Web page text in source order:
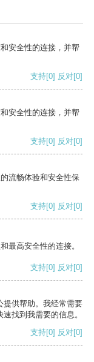
安全性的连接，并帮
支持[0] 反对[0]
安全性的连接，并帮
支持[0] 反对[0]
流畅体验和安全性保
支持[0] 反对[0]
最高安全性的连接。
支持[0] 反对[0]
提供帮助。我经常需要
找到我需要的信息。
支持[0] 反对[0]